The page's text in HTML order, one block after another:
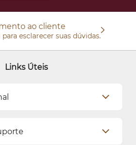
ao cliente
esclarecer suas dúvidas.
Links Úteis